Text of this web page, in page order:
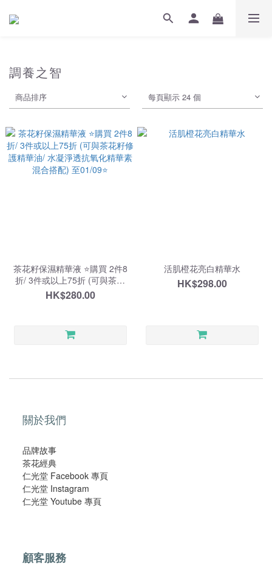
調養之智
商品排序 每頁顯示 24 個
茶花籽保濕精華液 ⭐️購買 2件8
折/ 3件或以上75折 (可與茶花
籽修護精華油/ 水凝淨透抗氧化
精華素混合搭配) 至01/09⭐️
HK$280.00
活肌橙花亮白精華水
HK$298.00
關於我們
品牌故事
茶花經典
仁光堂 Facebook 專頁
仁光堂 Instagram
仁光堂 Youtube 專頁
顧客服務